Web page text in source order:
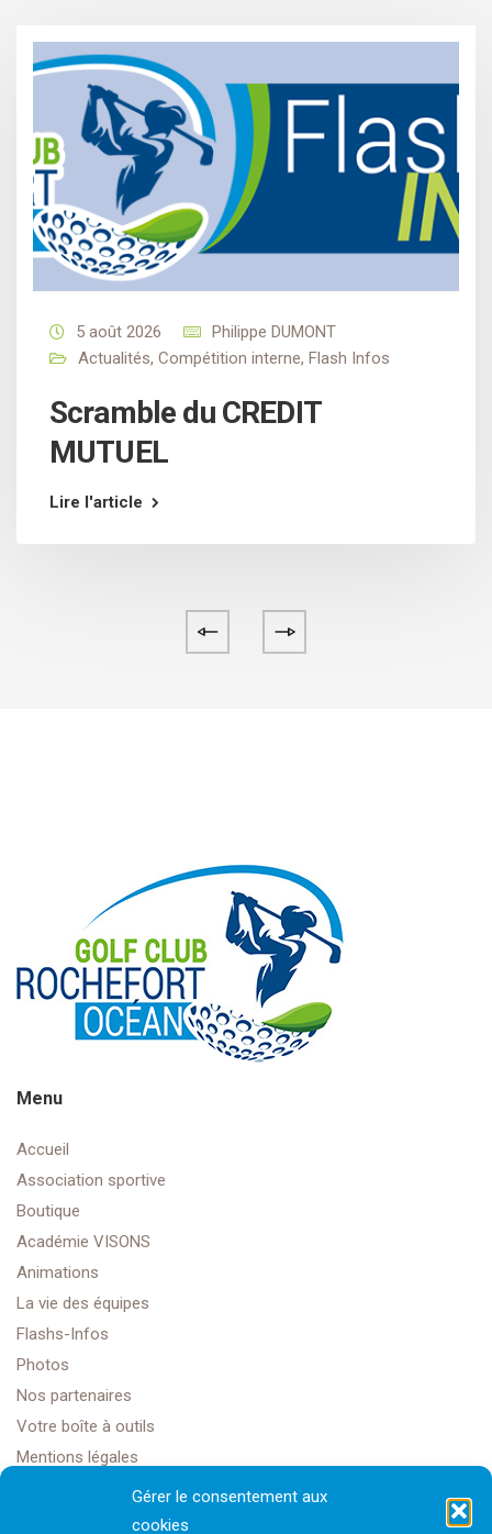
Gérer le consentement aux
cookies
5 août 2026
Philippe DUMONT
Actualités, Compétition interne, Flash Infos
Scramble du CREDIT
MUTUEL
Lire l'article
Menu
Accueil
Association sportive
Boutique
Académie VISONS
Animations
La vie des équipes
Flashs-Infos
Photos
Nos partenaires
Votre boîte à outils
Mentions légales